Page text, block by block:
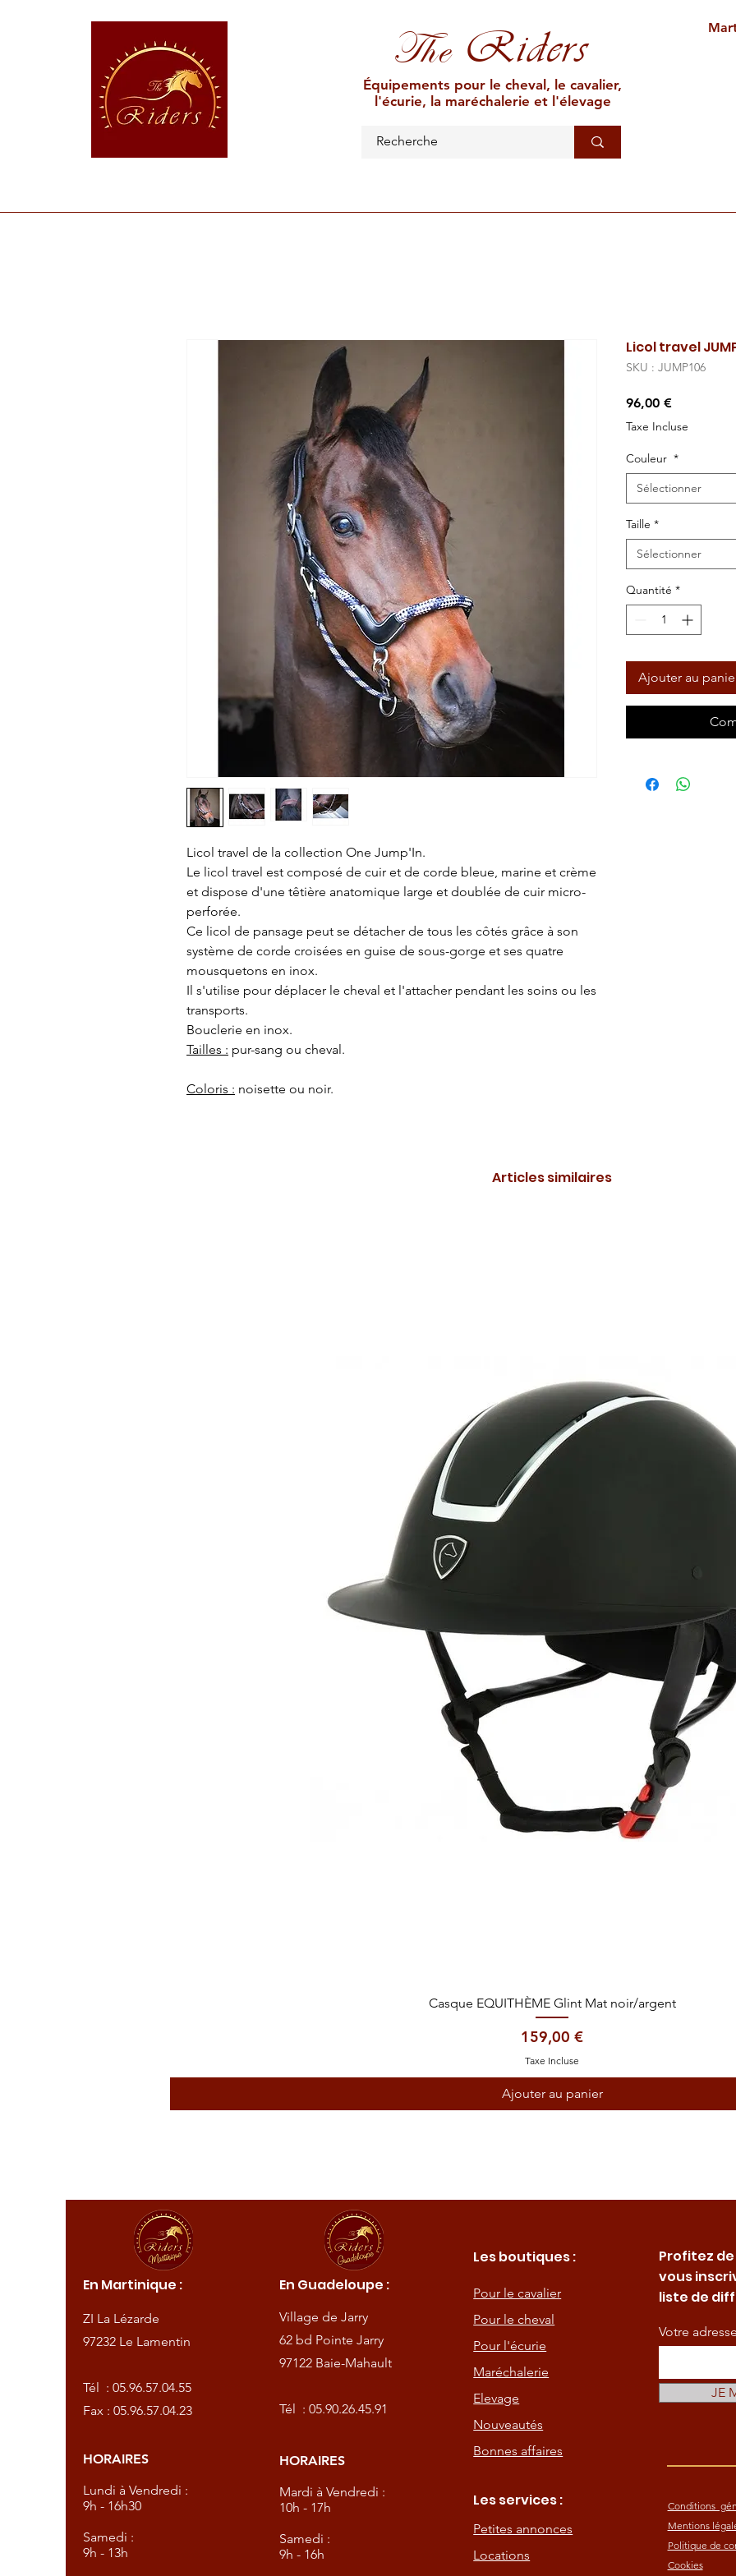
TheRiders
Équipements pour le cheval, le cavalier,
l'écurie, la maréchalerie et l'élevage
Licol travel de la collection One Jump'In.
Le licol travel est composé de cuir et de corde bleue, marine et crème
et dispose d'une têtière anatomique large et doublée de cuir micro-
perforée.
Ce licol de pansage peut se détacher de tous les côtés grâce à son
système de corde croisées en guise de sous-gorge et ses quatre
mousquetons en inox.
Il s'utilise pour déplacer le cheval et l'attacher pendant les soins ou les
transports.
Bouclerie en inox.
Tailles : pur-sang ou cheval.
Coloris : noisette ou noir.
Licol travel
SKU : JUMP106
96,00 €Prix
Taxe Incluse
Couleur *
Sélectionner
Taille *
Sélectionner
Quantité *
Ajouter au
Articles similaires
Aperçu rapide
Casque EQUITHÈME Glint Mat noir/argent
Prix
159,00 €
Taxe Incluse
Ajouter au panier
En Martinique :
ZI La Lézarde
97232 Le Lamentin
Tél :05.96.57.04.55
Fax : 05.96.57.04.23
HORAIRES
Lundi à Vendredi :
9h - 16h30
Samedi :
9h - 13h
En Guadeloupe :
Village de Jarry
62 bd Pointe Jarry
97122 Baie-Mahault
Tél : 05.90.26.45.91
HORAIRES
Mardi à Vendredi :
10h - 17h
Samedi :
9h - 16h
Les boutiques :
Pour le cavalier
Pour le cheval
Pour l'écurie
Maréchalerie
Elevage
Nouveautés
Bonnes affaires
Les services :
Petites annonces
Locations
Profitez
vous
liste de
Votre
JE
Conditions
Mentions
Politique de
Cookies